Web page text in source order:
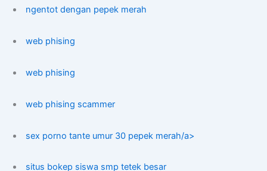
ngentot dengan pepek merah
web phising
web phising
web phising scammer
sex porno tante umur 30 pepek merah/a>
situs bokep siswa smp tetek besar